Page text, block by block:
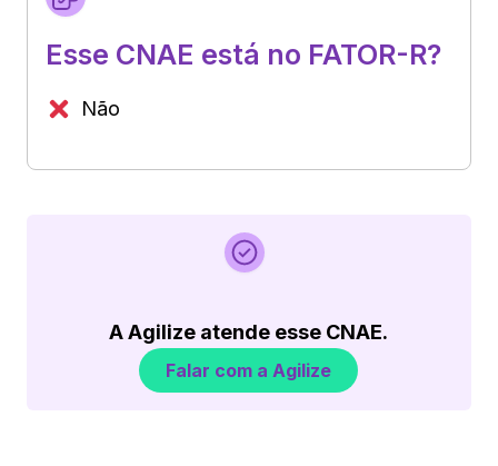
Esse CNAE está no FATOR-R?
Não
A Agilize atende esse CNAE.
Falar com a Agilize